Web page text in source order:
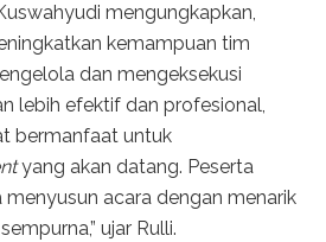
mengungkapkan,
kemampuan tim
dan mengeksekusi
lebih efektif dan profesional,
bermanfaat untuk
yang akan datang. Peserta
acara dengan menarik
ujar Rulli.